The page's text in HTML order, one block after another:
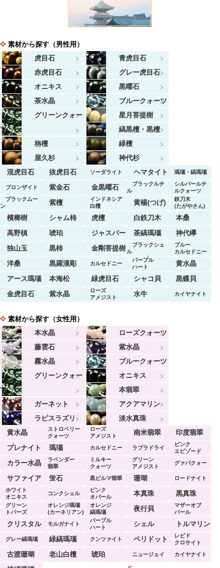
素材から探す（男性用）
虎目石
青虎目石
赤虎目石
グレー虎目石
オニキス
黒曜石
茶水晶
ブルークォーツ
グリーンクォー
ツ
星月菩提樹
縞黒檀・黒檀
栴檀
緑檀
屋久杉
神代杉
混虎目石
抜虎目石 ソーダライト ヘマタイト 瑪瑙・縞瑪瑙
ブロンザイト 紫金石 金黒曜石
ブラックルチ
ル
クォーツ
シルバールチ
ルクォーツ
ブラックムー
ン
ストーン
紫檀
インドネシア
白檀
黄楊(つげ)
鉄刀木
(たがやさん)
檳榔樹 シャム柿 虎檀 白鉄刀木
本桑
高野槙
琥珀 ジャスパー 茶縞瑪瑙
神代欅
独山玉
黒柿 金剛菩提樹
ブラックシェ
ル
マーブル
ブルー
カルセドニー
洋桑 黒羅漢彫 カルセドニー
パープル
ハート
黄水晶
アース瑪瑙
本海松 緑虎目石 シャコ貝
黒蝶貝
金虎目石
紫水晶
ローズ
アメジスト
水牛 カイヤナイト
素材から探す（女性用）
本水晶
ローズクォーツ
藤雲石
紫水晶
霧水晶
ブルークォーツ
グリーンクォー
ツ
オニキス
本翡翠
ガーネット
アクアマリン
ラピスラズリ
淡水真珠
黄水晶
ストロベリー
クォーツ
ローズ
アメジスト
南米翡翠
印度翡翠
プレナイト
瑪瑙 カルセドニー ラブラドライ
ピンク
エビゾード
カラー水晶
ラベンダー
翡翠
ミルキー
クォーツ
グリーン
アメジスト
グァバクォー
サファイア 蛍石 黒ビルマ翡翠 珊瑚
ロードナイト
ホワイト
オニキス
コンクシェル
ピンク
オパール
本真珠 黒真珠
グリーン
トパーズ
オレンジ瑪瑙
(カーネリアン)
オレンジ
縞瑪瑙
夜行貝
マザーオブ
パール
クリスタル モルガナイト
パープル
ハート
シェル トルマリン
グレー縞瑪瑙 緑縞瑪瑙 クンツァイト ペリドット
レピド
クロサイト
古渡珊瑚 老山白檀 琥珀 ニュージェイ カイヤナイト